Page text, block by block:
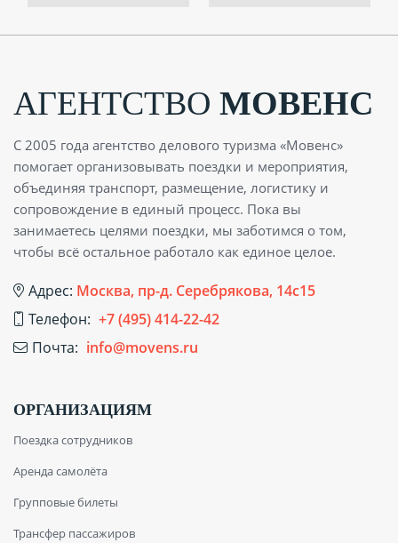
АГЕНТСТВО МОВЕНС
С 2005 года агентство делового туризма «Мовенс»
помогает организовывать поездки и мероприятия,
объединяя транспорт, размещение, логистику и
сопровождение в единый процесс. Пока вы
занимаетесь целями поездки, мы заботимся о том,
чтобы всё остальное работало как единое целое.
Адрес: Москва, пр-д. Серебрякова, 14с15
Телефон: +7 (495) 414-22-42
Почта: info@movens.ru
ОРГАНИЗАЦИЯМ
Поездка сотрудников
Аренда самолёта
Групповые билеты
Трансфер пассажиров